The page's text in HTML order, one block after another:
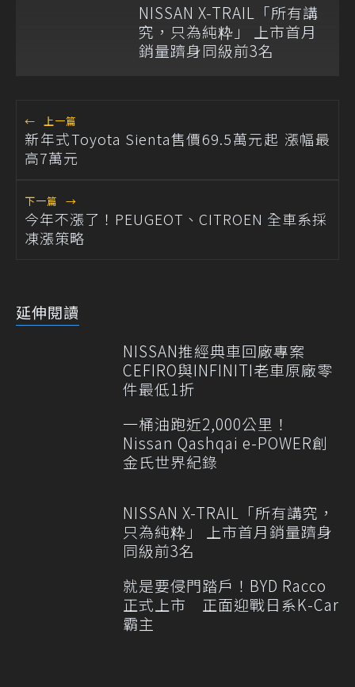
NISSAN X-TRAIL「所有講
究，只為純粋」 上市首月
銷量躋身同級前3名
← 上一篇
新年式Toyota Sienta售價69.5萬元起 漲幅最
高7萬元
下一篇 →
今年不漲了！PEUGEOT、CITROEN 全車系採
凍漲策略
延伸閱讀
NISSAN推經典車回廠專案
CEFIRO與INFINITI老車原廠零
件最低1折
一桶油跑近2,000公里！
Nissan Qashqai e-POWER創
金氏世界紀錄
NISSAN X-TRAIL「所有講究，
只為純粋」 上市首月銷量躋身
同級前3名
就是要侵門踏戶！BYD Racco
正式上市 正面迎戰日系K-Car
霸主